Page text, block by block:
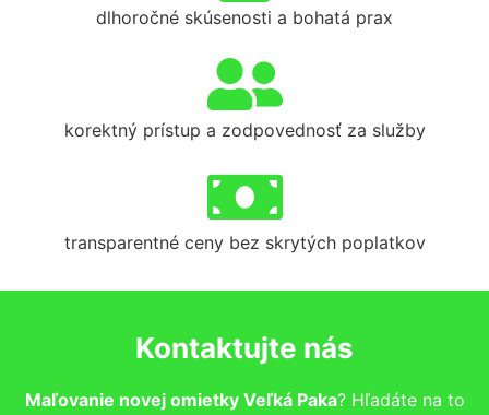
dlhoročné skúsenosti a bohatá prax
korektný prístup a zodpovednosť za služby
transparentné ceny bez skrytých poplatkov
Kontaktujte nás
Maľovanie novej omietky Veľká Paka? Hľadáte na to